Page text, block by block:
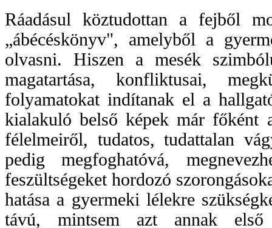
Ráadásul köztudottan a fejből
„ábécéskönyv", amelyből a
olvasni. Hiszen a mesék
magatartása, konfliktusai,
folyamatokat indítanak el a
kialakuló belső képek már főként
félelmeiről, tudatos, tudattalan
pedig megfoghatóvá,
feszültségeket hordozó
hatása a gyermeki lélekre
távú, mintsem azt annak